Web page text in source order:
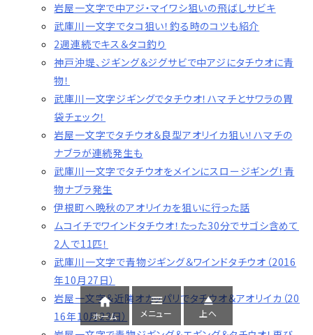
岩屋一文字で中アジ・マイワシ狙いの飛ばしサビキ
武庫川一文字でタコ狙い！釣る時のコツも紹介
2週連続でキス＆タコ釣り
神戸沖堤、ジギング＆ジグサビで中アジにタチウオに青
物！
武庫川一文字ジギングでタチウオ！ハマチとサワラの胃
袋チェック！
岩屋一文字でタチウオ＆良型アオリイカ狙い！ハマチの
ナブラが連続発生も
武庫川一文字でタチウオをメインにスロージギング！青
物ナブラ発生
伊根町へ晩秋のアオリイカを狙いに行った話
ムコイチでワインドタチウオ！たった30分でサゴシ含めて
2人で11匹！
武庫川一文字で青物ジギング＆ワインドタチウオ（2016
年10月27日）
岩屋一文字＆近隣オカッパリでタチウオ＆アオリイカ（20
16年10月23日）

ホーム

メニュー

上へ